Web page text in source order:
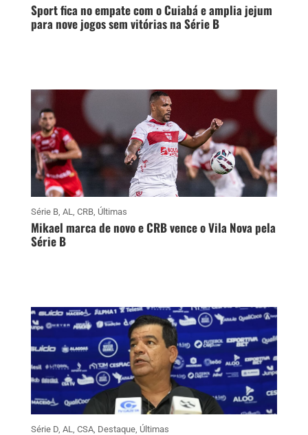
Sport fica no empate com o Cuiabá e amplia jejum
para nove jogos sem vitórias na Série B
Série B, AL CRB, Últimas
Mikael marca de novo e CRB vence o Vila Nova pela
Série B
Série D, AL CSA, Destaque, Últimas